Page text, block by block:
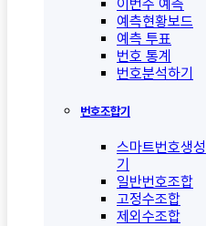
이번주 예측
예측현황보드
예측 투표
번호 통계
번호분석하기
번호조합기
스마트번호생성
기
일반번호조합
고정수조합
제외수조합